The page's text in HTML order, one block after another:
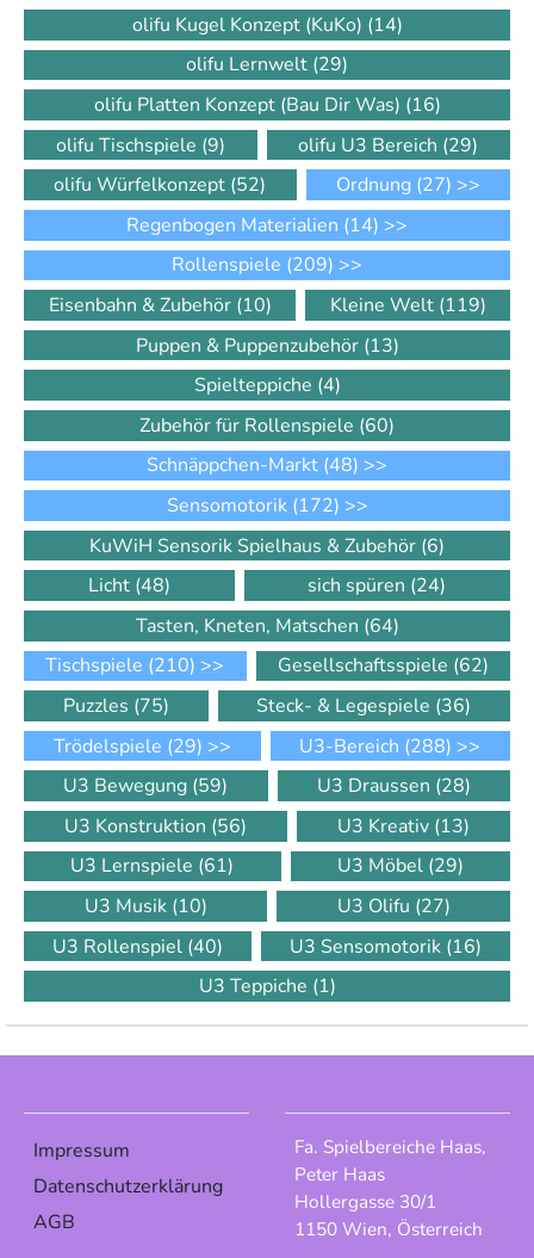
olifu Kugel Konzept (KuKo) (14)
olifu Lernwelt (29)
olifu Platten Konzept (Bau Dir Was) (16)
olifu Tischspiele (9) olifu U3 Bereich (29)
olifu Würfelkonzept (52) Ordnung (27) >>
Regenbogen Materialien (14) >>
Rollenspiele (209) >>
Eisenbahn & Zubehör (10) Kleine Welt (119)
Puppen & Puppenzubehör (13)
Spielteppiche (4)
Zubehör für Rollenspiele (60)
Schnäppchen-Markt (48) >>
Sensomotorik (172) >>
KuWiH Sensorik Spielhaus & Zubehör (6)
Licht (48) sich spüren (24)
Tasten, Kneten, Matschen (64)
Tischspiele (210) >> Gesellschaftsspiele (62)
Puzzles (75) Steck- & Legespiele (36)
Trödelspiele (29) >> U3-Bereich (288) >>
U3 Bewegung (59) U3 Draussen (28)
U3 Konstruktion (56) U3 Kreativ (13)
U3 Lernspiele (61) U3 Möbel (29)
U3 Musik (10) U3 Olifu (27)
U3 Rollenspiel (40) U3 Sensomotorik (16)
U3 Teppiche (1)
Impressum
Datenschutzerklärung
AGB
Fa. Spielbereiche Haas,
Peter Haas
Hollergasse 30/1
1150 Wien, Österreich